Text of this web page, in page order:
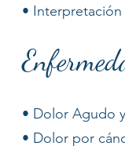
•
• Dolor Agudo
• Dolor por